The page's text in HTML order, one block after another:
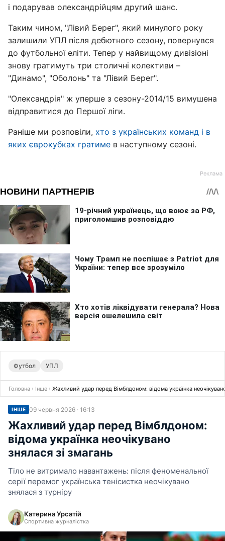
і подарував олександрійцям другий шанс.
Таким чином, "Лівий Берег", який минулого року
залишили УПЛ після дебютного сезону, повернувся
до футбольної еліти. Тепер у найвищому дивізіоні
знову гратимуть три столичні колективи –
"Динамо", "Оболонь" та "Лівий Берег".
"Олександрія" ж уперше з сезону-2014/15 вимушена
відправитися до Першої ліги.
Раніше ми розповіли, хто з українських команд і в
яких єврокубках гратиме в наступному сезоні.
Футбол УПЛ
Головна › Інше › Жахливий удар перед Вімблдоном: відома українка
ІНШЕ 09 червня 2026 · 16:13
Жахливий удар перед Вімблдоном:
відома українка неочікувано
знялася зі змагань
Тіло не витримало навантажень: після феноменальної
серії перемог українська тенісистка неочікувано
знялася з турніру
Катерина Урсатій
Спортивна журналістка